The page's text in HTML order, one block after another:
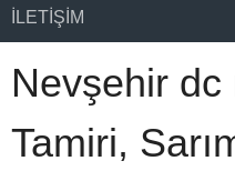
İLETIŞIM
Nevşehir
Tamiri,